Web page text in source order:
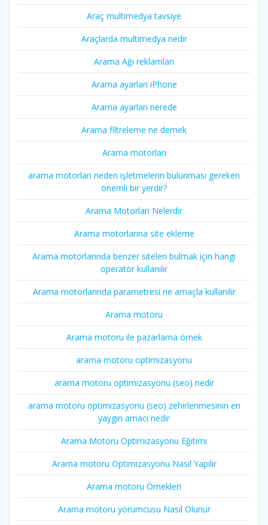
Araç multimedya tavsiye
Araçlarda multimedya nedir
Arama Ağı reklamları
Arama ayarları iPhone
Arama ayarları nerede
Arama filtreleme ne demek
Arama motorları
arama motorları neden işletmelerin bulunması gereken
önemli bir yerdir?
Arama Motorları Nelerdir
Arama motorlarına site ekleme
Arama motorlarında benzer siteleri bulmak için hangi
operatör kullanılır
Arama motorlarında parametresi ne amaçla kullanılır
Arama motoru
Arama motoru ile pazarlama örnek
arama motoru optimizasyonu
arama motoru optimizasyonu (seo) nedir
arama motoru optimizasyonu (seo) zehirlenmesinin en
yaygın amacı nedir
Arama Motoru Optimizasyonu Eğitimi
Arama motoru Optimizasyonu Nasıl Yapılır
Arama motoru Örnekleri
Arama motoru yorumcusu Nasıl Olunur